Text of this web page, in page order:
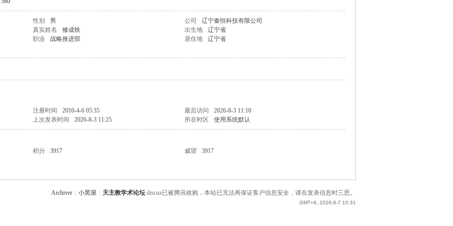
性别 男 公司
辽宁秦恒科技有限公司
真实姓名
修成铁 出生地
辽宁省
职业
战略推进部 居住地 辽宁省
注册时间 2010-4-6 05:35 最后访问
2026-8-3 11:10
上次发表时间
2026-8-3 11:25 所在时区 使用系统默认
积分 3917 威望 3917
Archiver 小黑屋 天主教学术论坛 discuz已被腾讯收购，本站已无法再保证客户信息安全，请在发表信息时三思。
GMT+8, 2026-8-7 10:31